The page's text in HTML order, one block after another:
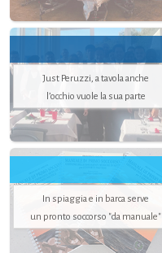
Just Peruzzi, a tavola anche
l’occhio vuole la sua parte
In spiaggia e in barca serve
un pronto soccorso "da manuale"